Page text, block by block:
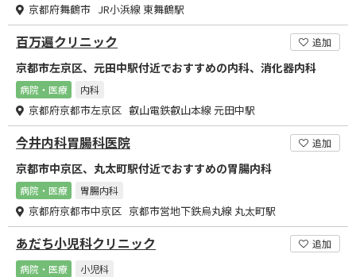
京都府舞鶴市 JR小浜線 東舞鶴駅
百万遍クリニック 追加
京都市左京区、元田中駅付近でおすすめの内科、消化器内科
病院・医療 内科
京都府京都市左京区 叡山電鉄叡山本線 元田中駅
今井内科胃腸科医院 追加
京都市中京区、丸太町駅付近でおすすめの胃腸内科
病院・医療 胃腸内科
京都府京都市中京区 京都市営地下鉄烏丸線 丸太町駅
あだち小児科クリニック
追加
病院・医療
小児科